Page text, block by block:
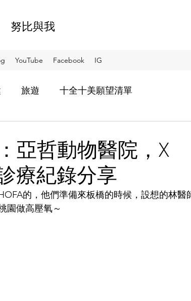
努比與我
YouTube Facebook IG
旅遊 十全十美願望清單
亞哲動物醫院，X
療紀錄分享
的，他們準備來板橋的時候，設想的林醫
園做高壓氧～